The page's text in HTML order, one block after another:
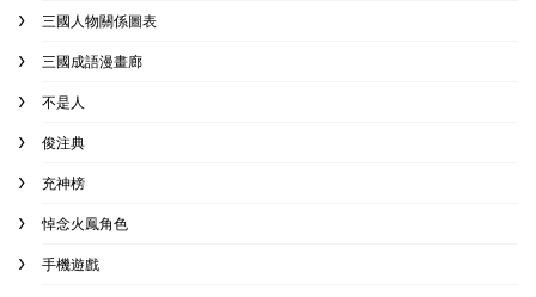
三國人物關係圖表
三國成語漫畫廊
不是人
俊注典
充神榜
悼念火鳳角色
手機遊戲